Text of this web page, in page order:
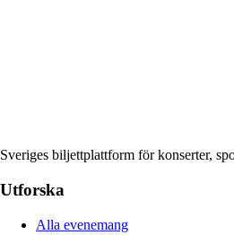
Sveriges biljettplattform för konserter,
Utforska
Alla evenemang